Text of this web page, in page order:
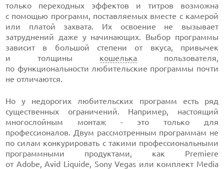
только переходных эффектов и титров возможна
с помощью программ, поставляемых вместе с камерой
или платой захвата. Их освоение не вызывает
затруднений даже у начинающих. Выбор программы
зависит в большой степени от вкуса, привычек
и толщины кошелькапользователя,
по функциональности любительские программы почти
не отличаются.
Но у недорогих любительских программ есть ряд
существенных ограничений. Например, настоящий
многослойным монтаж - это только для
профессионалов. Двум рассмотренным программам не
по силам конкурировать с такими профессиональными
программными продуктами, как Premiere
от Adobe, Avid Liquide, Sony Vegas или комплект Media